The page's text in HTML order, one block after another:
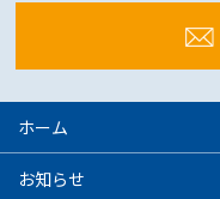
ホーム
お知らせ